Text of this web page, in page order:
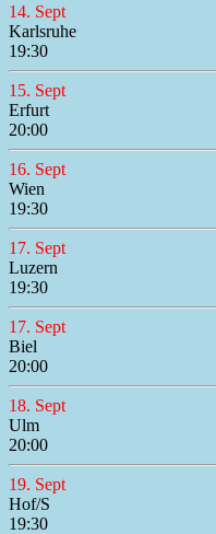
14. Sept
Karlsruhe
19:30
15. Sept
Erfurt
20:00
16. Sept
Wien
19:30
17. Sept
Luzern
19:30
17. Sept
Biel
20:00
18. Sept
Ulm
20:00
19. Sept
Hof/S
19:30